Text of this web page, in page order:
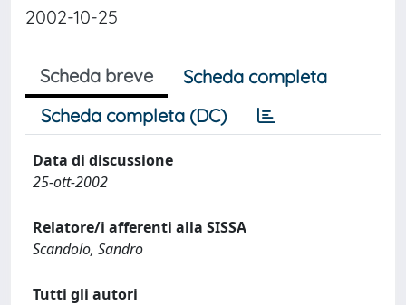
2002-10-25
Scheda breve
Scheda completa
Scheda completa (DC)
Data di discussione
25-ott-2002
Relatore/i afferenti alla SISSA
Scandolo, Sandro
Tutti gli autori